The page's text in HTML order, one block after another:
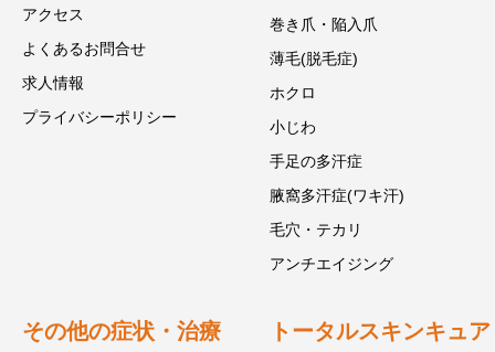
アクセス
よくあるお問合せ
求人情報
プライバシーポリシー
巻き爪・陥入爪
薄毛(脱毛症)
ホクロ
小じわ
手足の多汗症
腋窩多汗症(ワキ汗)
毛穴・テカリ
アンチエイジング
その他の症状・治療 トータルスキンキュア